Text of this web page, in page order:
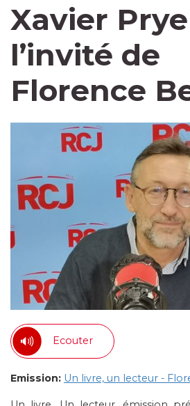
Xavier
l’invité de
Florence
Ecouter
Emission: Un livre, un lecteur -